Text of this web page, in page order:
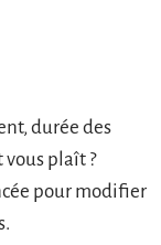
durée des
plaît ?
pour modifier